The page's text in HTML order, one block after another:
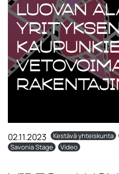
Luovan
02.11.2023 Kestävä yhteiskunta
Savonia Stage
Video